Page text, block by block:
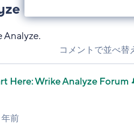
Analyze.
コメントで並べ替
Here: Wrike Analyze Forum
前